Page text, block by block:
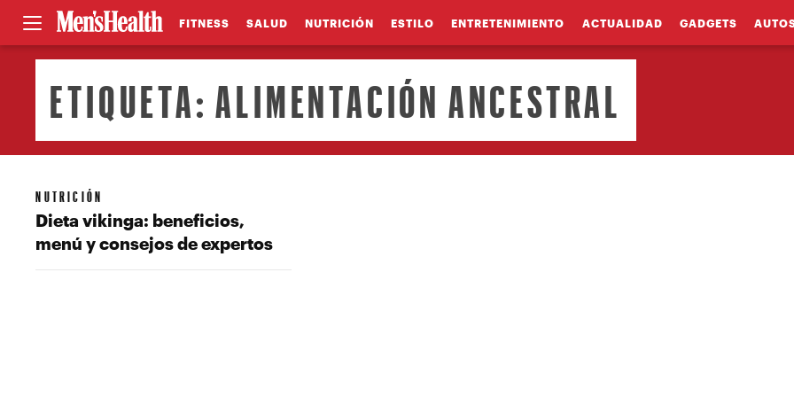
FITNESS SALUD NUTRICIÓN ESTILO ENTRETENIMIENTO ACTUALIDAD GADGETS
ETIQUETA:ALIMENTACIÓN ANCESTRAL
NUTRICIÓN
Dieta vikinga: beneficios,
menú y consejos de expertos